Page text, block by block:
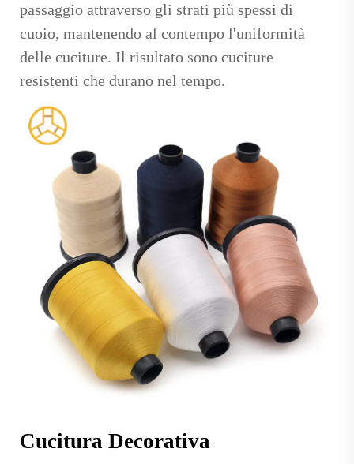
passaggio attraverso gli strati più spessi di
cuoio, mantenendo al contempo l'uniformità
delle cuciture. Il risultato sono cuciture
resistenti che durano nel tempo.
Cucitura Decorativa